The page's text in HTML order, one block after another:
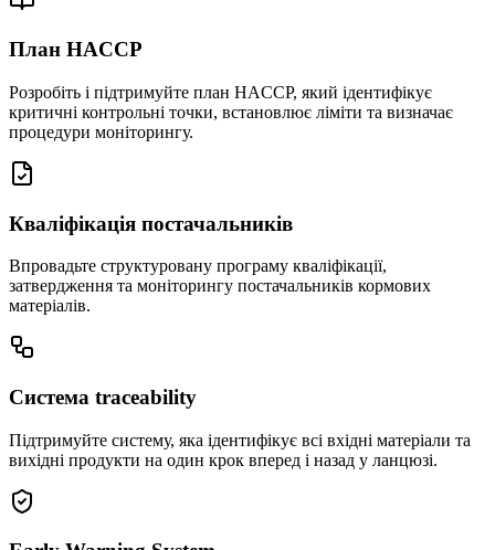
План HACCP
Розробіть і підтримуйте план HACCP, який ідентифікує
критичні контрольні точки, встановлює ліміти та визначає
процедури моніторингу.
Кваліфікація постачальників
Впровадьте структуровану програму кваліфікації,
затвердження та моніторингу постачальників кормових
матеріалів.
Система traceability
Підтримуйте систему, яка ідентифікує всі вхідні матеріали та
вихідні продукти на один крок вперед і назад у ланцюзі.